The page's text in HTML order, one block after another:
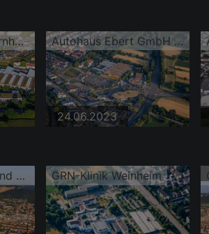
Gewerbegebiet Viernheimer mit Autowelt Ebert Weinheim und Auto Knapp GmbH - FordStore | AUTO KNAPP - Weinheim am Globus Baumarkt Weinheim Autohaus Ebert GmbH & Co. KG und Globus Baumarkt Weinheim
24.06.2023
Stadtansicht am Rand des Odenwalds aus Westen mit Wormser Straße und Hans-Freudenberg-Schule GRN-Klinik Weinheim